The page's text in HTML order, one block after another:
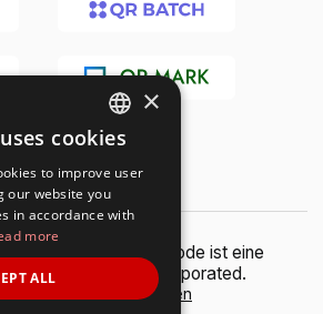
vorbehalten. QR Code ist eine
Denso Wave Incorporated.
Nutzungsbedingungen
ENGLISH
SPANISH
×
cookies
to improve user
our website you
in accordance with
more
ALL